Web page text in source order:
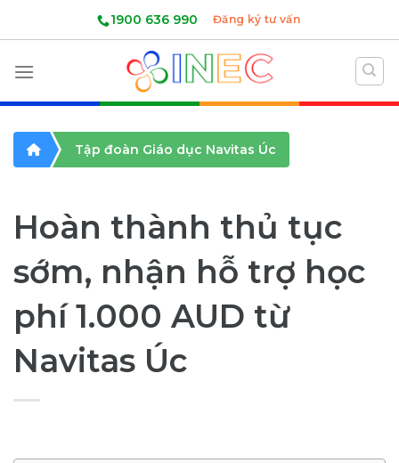
1900 636 990 Đăng ký tư vấn
Tập đoàn Giáo dục Navitas Úc
Hoàn thành thủ tục
sớm, nhận hỗ trợ học
phí 1.000 AUD từ
Navitas Úc